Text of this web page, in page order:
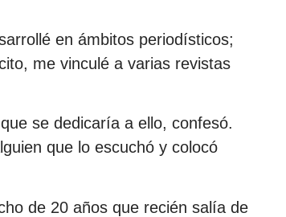
en ámbitos periodísticos;
me vinculé a varias revistas
se dedicaría a ello, confesó.
que lo escuchó y colocó
de 20 años que recién salía de